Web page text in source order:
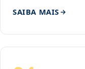
SAIBA MAIS